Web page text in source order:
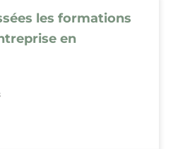
les formations
en